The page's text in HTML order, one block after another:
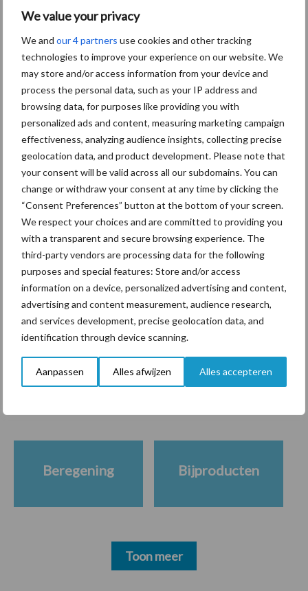
We value your privacy
We and our 4 partners use cookies and other tracking
technologies to improve your experience on our website. We
may store and/or access information from your device and
process the personal data, such as your IP address and
browsing data, for purposes like providing you with
personalized ads and content, measuring marketing campaign
effectiveness, analyzing audience insights, collecting precise
geolocation data, and product development. Please note that
your consent will be valid across all our subdomains. You can
change or withdraw your consent at any time by clicking the
“Consent Preferences” button at the bottom of your screen.
We respect your choices and are committed to providing you
with a transparent and secure browsing experience. The
third-party vendors are processing data for the following
purposes and special features: Store and/or access
information on a device, personalized advertising and content,
advertising and content measurement, audience research,
and services development, precise geolocation data, and
identification through device scanning.
Aanpassen Alles afwijzen Alles accepteren
Aanbevolen voor jou!
Grondstoffenmarkt blijft
grillig: droogte en
geopolitiek houden handel
in de greep
De speenhuid: een vaak
onderschatte risicofactor
voor mastitis
ForFarmers ziet volume en
marktaandeel groeien in
krimpende Nederlandse
markt
Diergezondheid Bemesting Fokkerij
Beregening Bijproducten
Toon meer